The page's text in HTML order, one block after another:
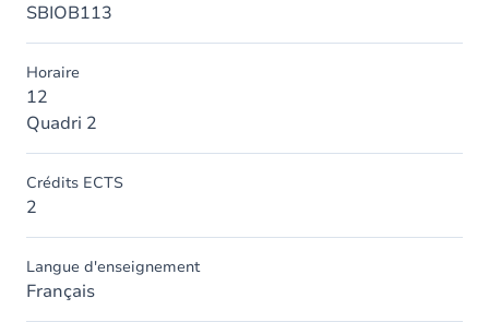
SBIOB113
Horaire
12
Quadri 2
Crédits ECTS
2
Langue d'enseignement
Français